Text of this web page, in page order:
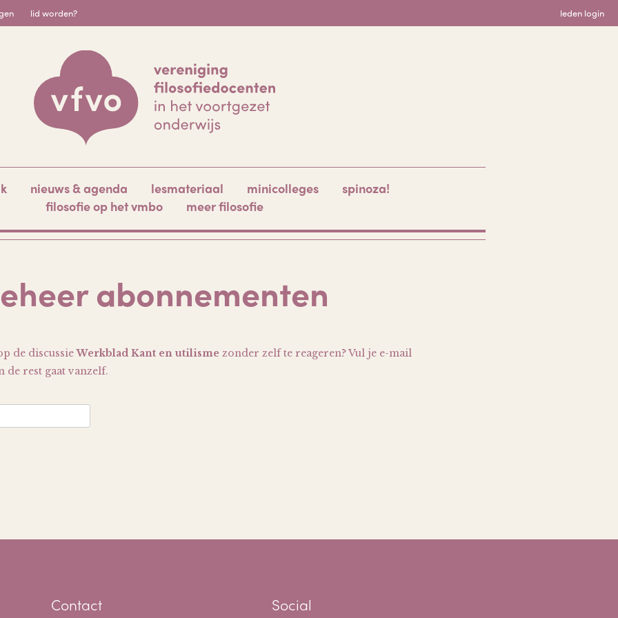
lid worden? leden login
nieuws & agenda lesmateriaal minicolleges
spinoza!
filosofie op het vmbo
meer filosofie
abonnementen
de discussieWerkblad Kant en utilisme zonder zelf te reageren? Vul je e-mail
de rest gaat vanzelf.
Contact Social